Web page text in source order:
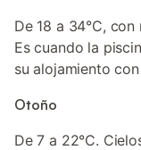
De 18 a 34°C,
Es cuando la
su alojamiento
Otoño
De 7 a 22°C.